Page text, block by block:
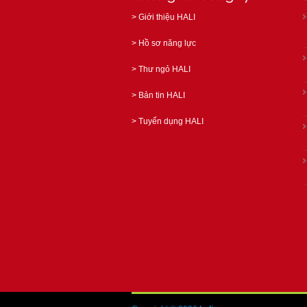
> Giới thiệu HALI
> Hồ sơ năng lực
> Thư ngỏ HALI
> Bản tin HALI
> Tuyển dụng HALI